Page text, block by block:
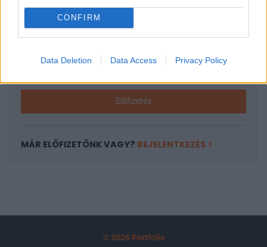
CONFIRM
Data Deletion Data Access Privacy Policy
Az előfizetés a következőket tartalmazza:
Portfolio.hu teljes cikkarchívum
Kötéslisták: BÉT elmúlt 2 év napon belüli
Előfizetés
MÁR ELŐFIZETŐNK VAGY? BEJELENTKEZÉS
© 2026 Portfolio